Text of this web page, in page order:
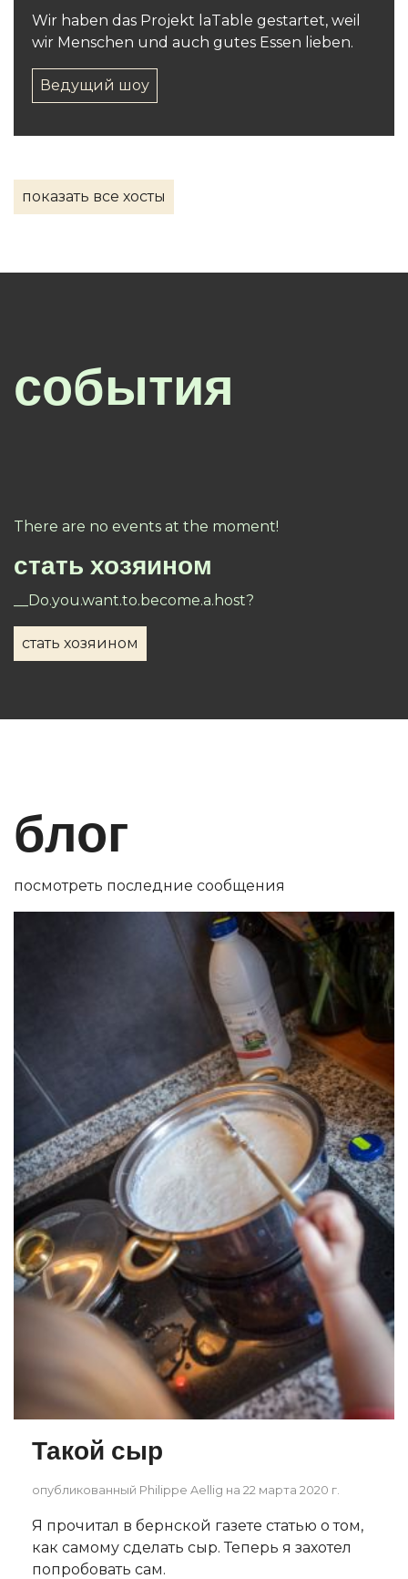
Wir haben das Projekt laTable gestartet, weil
wir Menschen und auch gutes Essen lieben.
Ведущий шоу
показать все хосты
события
There are no events at the moment!
стать хозяином
__Do.you.want.to.become.a.host?
стать хозяином
блог
посмотреть последние сообщения
Такой сыр
опубликованный Philippe Aellig на 22 марта 2020 г.
Я прочитал в бернской газете статью о том,
как самому сделать сыр. Теперь я захотел
попробовать сам.